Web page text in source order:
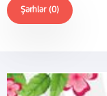
Şərhlər (0)